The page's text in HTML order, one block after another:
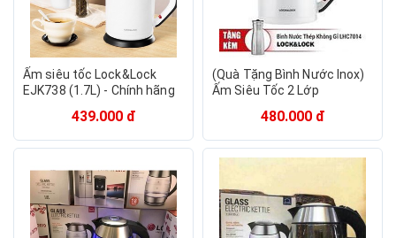
Ấm siêu tốc Lock&Lock
EJK738 (1.7L) - Chính hãng
439.000 đ
(Quà Tặng Bình Nước Inox)
Ấm Siêu Tốc 2 Lớp
480.000 đ